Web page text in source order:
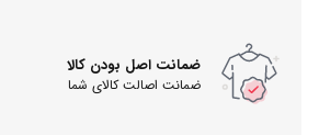
ضمانت اصل بودن کالا
ضمانت اصالت کالای شما